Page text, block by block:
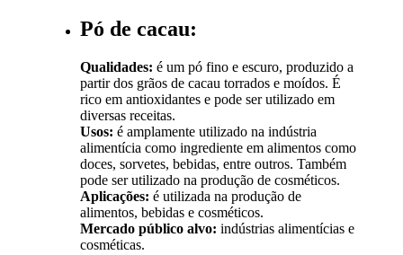
Pó de cacau:
Qualidades: é um pó fino e escuro, produzido a
partir dos grãos de cacau torrados e moídos. É
rico em antioxidantes e pode ser utilizado em
diversas receitas.
Usos: é amplamente utilizado na indústria
alimentícia como ingrediente em alimentos como
doces, sorvetes, bebidas, entre outros. Também
pode ser utilizado na produção de cosméticos.
Aplicações: é utilizada na produção de
alimentos, bebidas e cosméticos.
Mercado público alvo: indústrias alimentícias e
cosméticas.